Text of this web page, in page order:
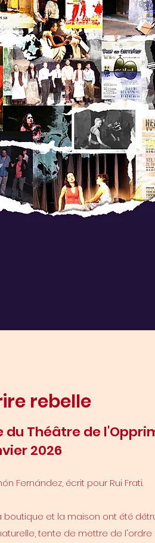
rebelle
du Théâtre de
2026
Fernández, écrit pour Rui Frati.
boutique et la maison ont été
tente de mettre de l'ordre